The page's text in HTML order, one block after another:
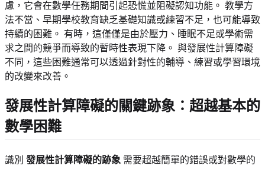
慮，它會在數學任務期間引起恐慌並阻礙認知功能。 教學方
法不當、早期學校教育缺乏基礎知識或練習不足，也可能導致
持續的困難。 有時，這僅僅是由於壓力、睡眠不足或學術需
求之間的競爭而導致的暫時性表現下降。 與發展性計算障礙
不同，這些困難通常可以透過針對性的輔導、練習或學習環境
的改變來改善。
發展性計算障礙的關鍵跡象：超越基本的
數學困難
識別 發展性計算障礙的跡象 需要超越簡單的錯誤或對數學的